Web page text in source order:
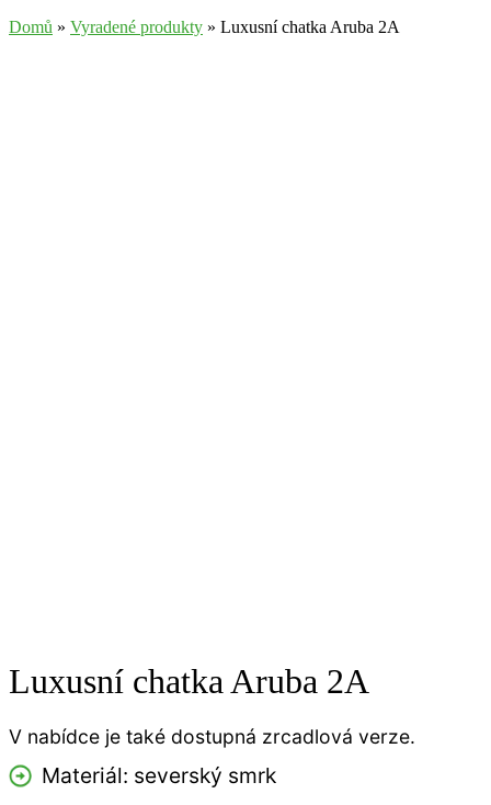
Domů » Vyradené produkty » Luxusní chatka Aruba 2A
Luxusní chatka Aruba 2A
V nabídce je také dostupná zrcadlová verze.
Materiál: severský smrk